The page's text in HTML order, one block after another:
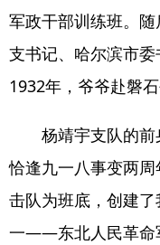
军政干部训练班。
支书记、哈尔滨市委
1932年，爷爷赴磐石
杨靖宇支队的前
恰逢九一八事变两
击队为班底，创建
一——东北人民革命